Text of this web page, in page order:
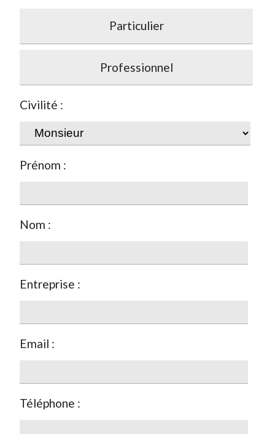
Particulier
Professionnel
Civilité :
Prénom :
Nom :
Entreprise :
Email :
Téléphone :